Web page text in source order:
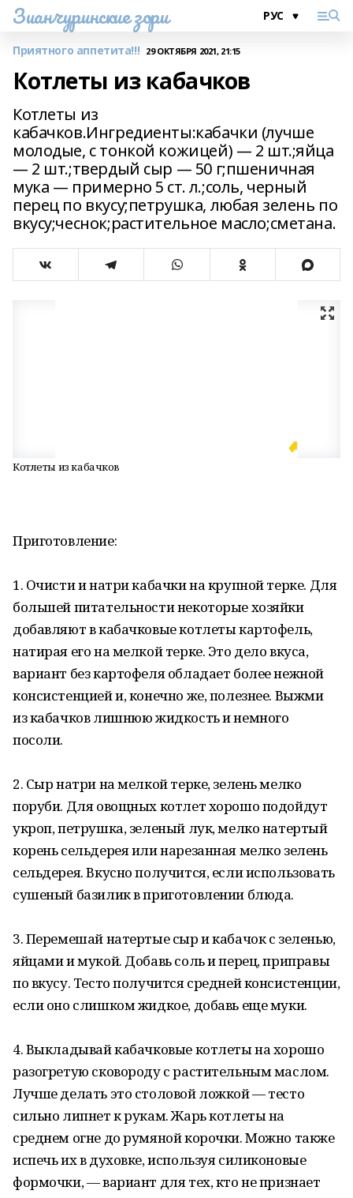
Зианчуринские зори
Приятного аппетита!!! 29 ОКТЯБРЯ 2021, 21:15
Котлеты из кабачков
Котлеты из
кабачков.Ингредиенты:кабачки (лучше
молодые, с тонкой кожицей) — 2 шт.;яйца
— 2 шт.;твердый сыр — 50 г;пшеничная
мука — примерно 5 ст. л.;соль, черный
перец по вкусу;петрушка, любая зелень по
вкусу;чеснок;растительное масло;сметана.
Котлеты из кабачков
Приготовление:
1. Очисти и натри кабачки на крупной терке. Для
большей питательности некоторые хозяйки
добавляют в кабачковые котлеты картофель,
натирая его на мелкой терке. Это дело вкуса,
вариант без картофеля обладает более нежной
консистенцией и, конечно же, полезнее. Выжми
из кабачков лишнюю жидкость и немного
посоли.
2. Сыр натри на мелкой терке, зелень мелко
поруби. Для овощных котлет хорошо подойдут
укроп, петрушка, зеленый лук, мелко натертый
корень сельдерея или нарезанная мелко зелень
сельдерея. Вкусно получится, если использовать
сушеный базилик в приготовлении блюда.
3. Перемешай натертые сыр и кабачок с зеленью,
яйцами и мукой. Добавь соль и перец, приправы
по вкусу. Тесто получится средней консистенции,
если оно слишком жидкое, добавь еще муки.
4. Выкладывай кабачковые котлеты на хорошо
разогретую сковороду с растительным маслом.
Лучше делать это столовой ложкой — тесто
сильно липнет к рукам. Жарь котлеты на
среднем огне до румяной корочки. Можно также
испечь их в духовке, используя силиконовые
формочки, — вариант для тех, кто не признает